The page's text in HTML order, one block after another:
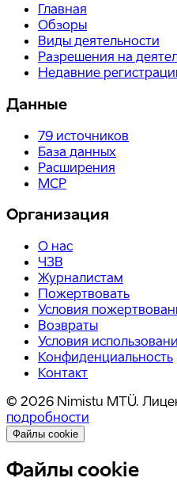
Главная
Обзоры
Виды деятельности
Разрешения на
Недавние
Данные
79 источников
База данных
Расширения
MCP
Организация
О нас
ЧЗВ
Журналистам
Пожертвовать
Условия
Возвраты
Условия
Конфиденциальность
Контакт
© 2026 Nimistu MTÜ.
подробности
Файлы cookie
Файлы cookie